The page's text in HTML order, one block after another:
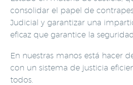
consolidar el papel de
Judicial y garantizar una
eficaz que garantice la
En nuestras manos está hacer
con un sistema de justicia
todos.